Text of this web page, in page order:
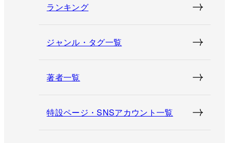
ランキング
ジャンル・タグ一覧
著者一覧
特設ページ・SNSアカウント一覧